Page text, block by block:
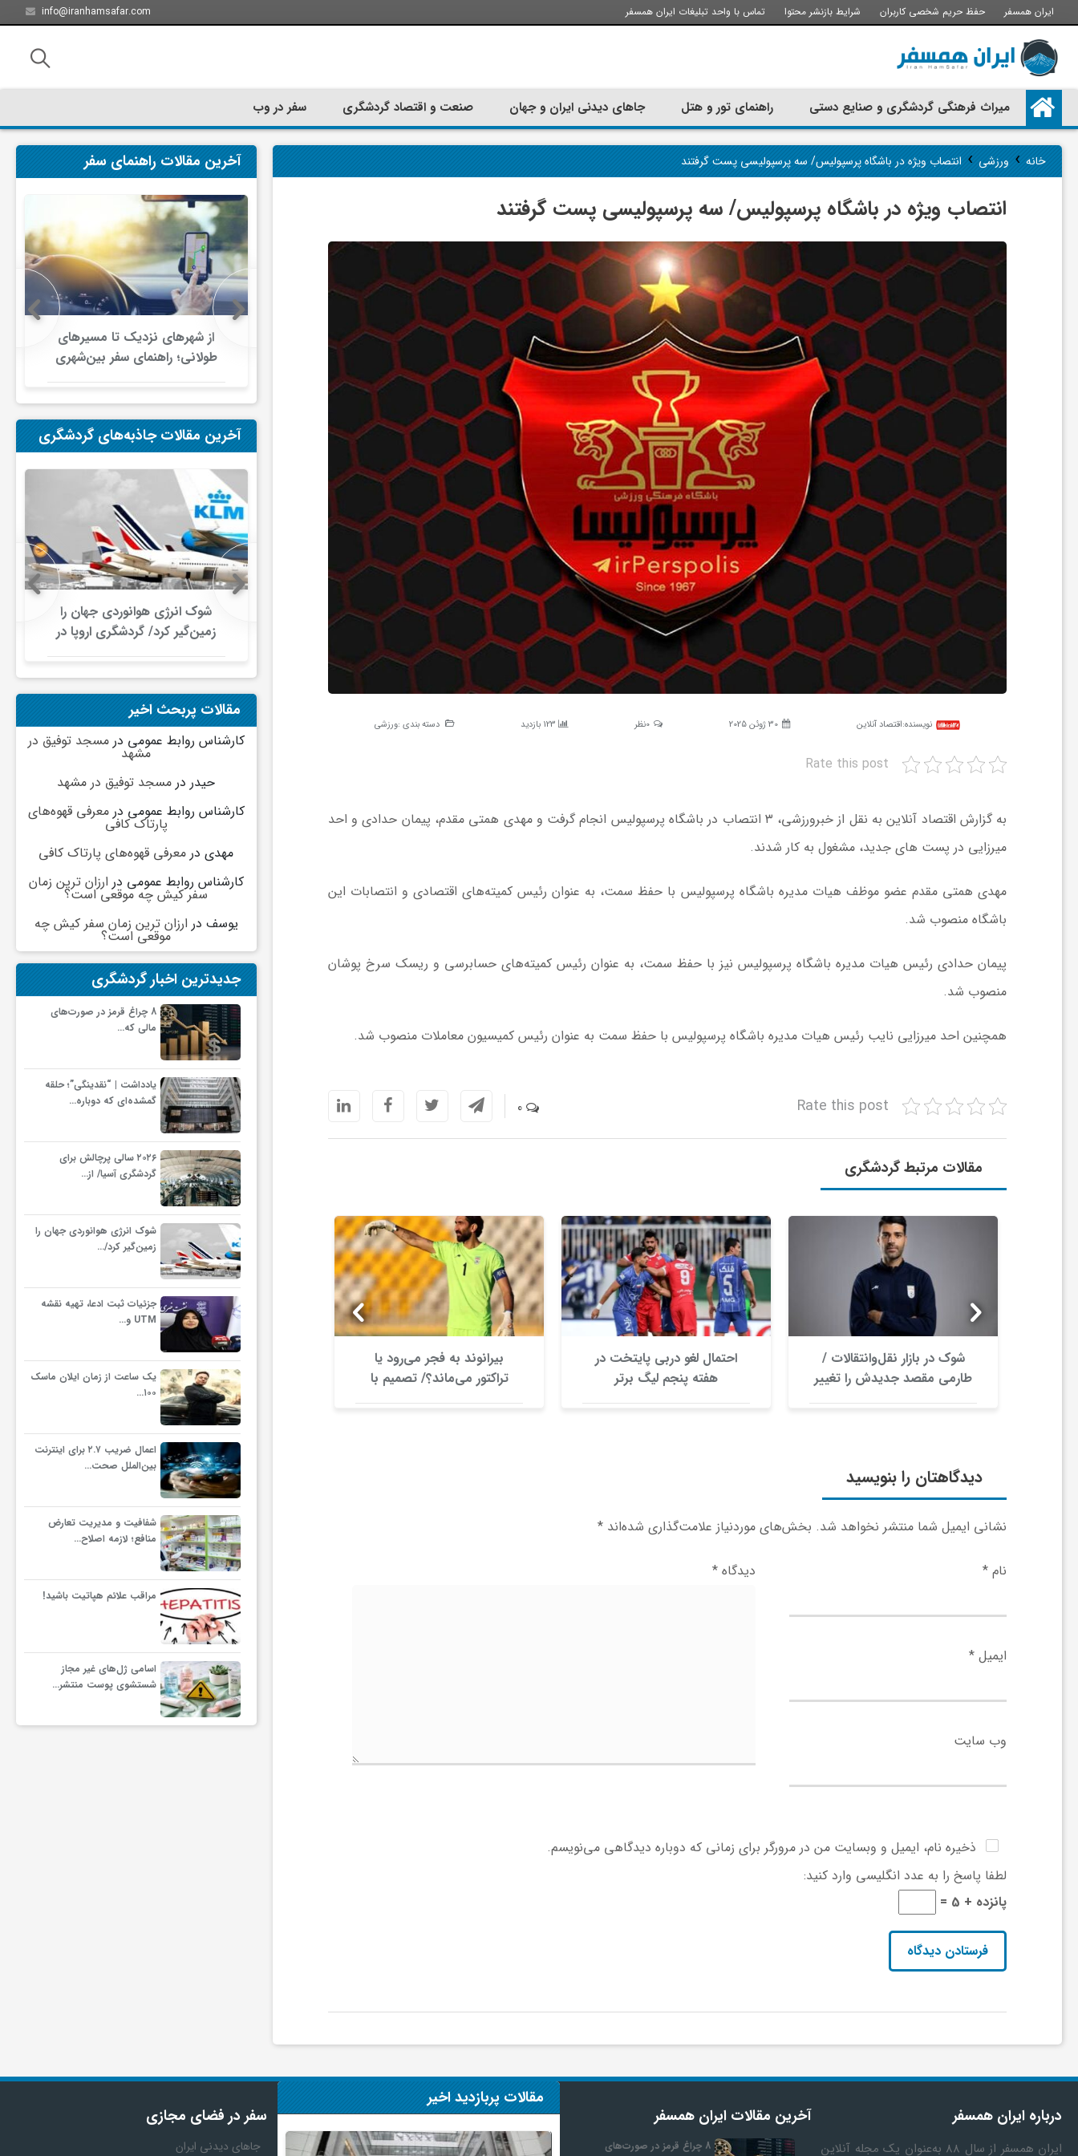
ایران همسفر حفظ حریم شخصی کاربران شرایط بازنشر محتوا تماس با واحد تبلیغات ایران همسفر info@iranhamsafar.com
م
ی
ج
میراث فرهنگی گردشگری و صنایع دستی راهنمای تور و هتل جاهای دیدنی ایران و جهان صنعت و اقتصاد گردشگری سفر در وب
خانه›ورزشی›انتصاب ویژه در باشگاه پرسپولیس/ سه پرسپولیسی پست گرفتند
انتصاب ویژه در باشگاه پرسپولیس/ سه پرسپولیسی پست گرفتند
نویسنده:اقتصاد آنلاین 30 ژوئن 2025 0نظر 123 بازدید دسته بندی :ورزشی
Rate this post
به گزارش اقتصاد آنلاین به نقل از خبرورزشی، ۳ انتصاب در باشگاه پرسپولیس انجام گرفت و مهدی همتی مقدم، پیمان حدادی و احد
میرزایی در پست های جدید، مشغول به کار شدند.
مهدی همتی مقدم عضو موظف هیات مدیره باشگاه پرسپولیس با حفظ سمت، به عنوان رئیس کمیته‌های اقتصادی و انتصابات این
باشگاه منصوب شد.
پیمان حدادی رئیس هیات مدیره باشگاه پرسپولیس نیز با حفظ سمت، به عنوان رئیس کمیته‌های حسابرسی و ریسک سرخ پوشان
منصوب شد.
همچنین احد میرزایی نایب‌ رئیس هیات مدیره باشگاه پرسپولیس با حفظ سمت به عنوان رئیس کمیسیون معاملات منصوب شد.
Rate this post
0
مقالات مرتبط گردشگری
شوک در بازار نقل‌وانتقالات /
طارمی مقصد جدیدش را تغییر
داد؟
احتمال لغو دربی پایتخت در
هفته پنجم لیگ برتر
بیرانوند به فجر می‌رود یا
تراکتور می‌ماند؟/ تصمیم با
نظام وظیفه
صعود صنعت نفت آبادان به
لیگ برتر / مس رفسنجان
بازنده اعلام شد
زمان
دیدگاهتان را بنویسید
نشانی ایمیل شما منتشر نخواهد شد. بخش‌های موردنیاز علامت‌گذاری شده‌اند *
دیدگاه* نام *
ایمیل *
وب‌ سایت
ذخیره نام، ایمیل و وبسایت من در مرورگر برای زمانی که دوباره دیدگاهی می‌نویسم.
لطفا پاسخ را به عدد انگلیسی وارد کنید:
پانزده + 5 =
آخرین مقالات راهنمای سفر
تجربه سفر با اتوبوس به استانبول؛
راهنمای سفرکامل
ارزان ترین زمان سفر کیش چه
موقعی است؟
از شهرهای نزدیک تا مسیرهای
طولانی؛ راهنمای سفر بین‌شهری
در ایران
آخرین مقالات جاذبه‌های گردشگری
رونق گردشگری تابستانی در
«هوشینگ‌شان یائو» چین/ میراث
ناملموس و اقلیم کوهستانی در
کانون توجه گردشگران
۲۰۲۶ سالی پرچالش برای
گردشگری آسیا/ از افزایش هزینه
سفر پس از جنگ خلیج‌فارس تا
رقابت در شرق آسیا
شوک انرژی هوانوردی جهان را
زمین‌گیر کرد/ گردشگری اروپا در
آستانه ورشکستگی
مقالات پربحث اخیر
کارشناس روابط عمومی درمسجد توفیق در
مشهد
حیدردر مسجد توفیق در مشهد
کارشناس روابط عمومی درمعرفی قهوه‌های
پارتاک کافی
مهدیدر معرفی قهوه‌های پارتاک کافی
کارشناس روابط عمومی در ارزان ترین زمان
سفر کیش چه موقعی است؟
یوسف در ارزان ترین زمان سفر کیش چه
موقعی است؟
جدیدترین اخبار گردشگری
8 چراغ قرمز در صورت‌های
مالی که…
یادداشت | “نقدینگی”؛ حلقه
گمشده‌ای که دوباره…
۲۰۲۶ سالی پرچالش برای
گردشگری آسیا/ از…
شوک انرژی هوانوردی جهان را
زمین‌گیر کرد/…
جزئیات ثبت ادعا، تهیه نقشه
UTM و…
یک ساعت از زمان ایلان ماسک
۱۰۰…
اعمال ضریب ۲.۷ برای اینترنت
بین‌الملل صحت…
شفافیت و مدیریت تعارض
منافع؛ لازمه اصلاح…
مراقب علائم هپاتیت باشید!
اسامی ژل‌های غیر مجاز
شستشوی پوست منتشر…
درباره ایران همسفر
ایران همسفر از سال ۸۸ به‎‌عنوان یک مجله آنلاین
آخرین مقالات ایران همسفر
8 چراغ قرمز در صورت‌های
مقالات پربازدید اخیر
سفر در فضای مجازی
جاهای دیدنی ایران